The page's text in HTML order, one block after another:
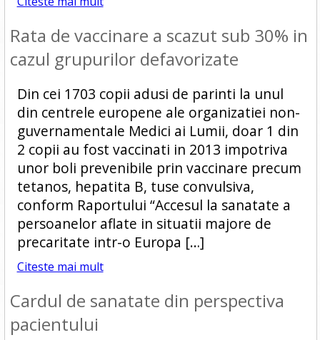
Rata de vaccinare a scazut sub 30% in
cazul grupurilor defavorizate
Din cei 1703 copii adusi de parinti la unul
din centrele europene ale organizatiei non-
guvernamentale Medici ai Lumii, doar 1 din
2 copii au fost vaccinati in 2013 impotriva
unor boli prevenibile prin vaccinare precum
tetanos, hepatita B, tuse convulsiva,
conform Raportului “Accesul la sanatate a
persoanelor aflate in situatii majore de
precaritate intr-o Europa […]
Citeste mai mult
Cardul de sanatate din perspectiva
pacientului